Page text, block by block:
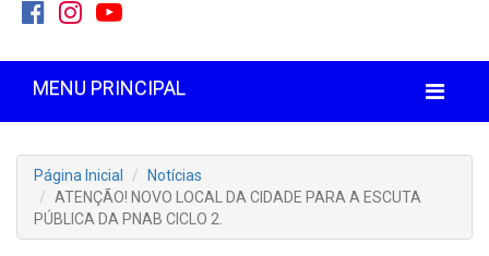
MENU PRINCIPAL
Página Inicial
Notícias
ATENÇÃO! NOVO LOCAL DA CIDADE PARA A ESCUTA
PÚBLICA DA PNAB CICLO 2.